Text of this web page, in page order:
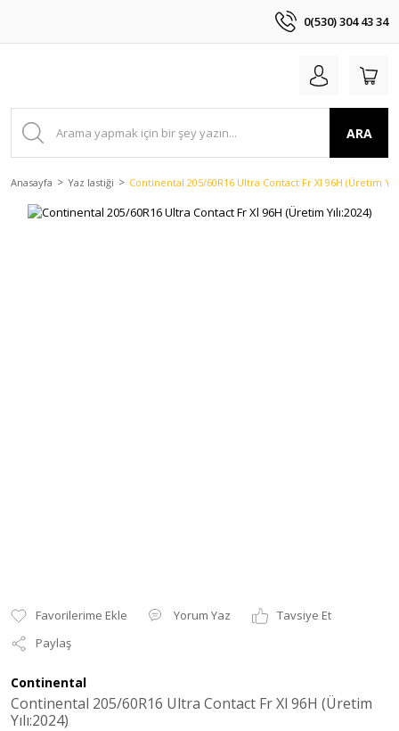
0(530) 304 43 34
ARA
Anasayfa Yaz lastiği Continental 205/60R16 Ultra Contact Fr Xl 96H (Üretim
Yorum Yaz
Tavsiye Et
Paylaş
Continental
Continental 205/60R16 Ultra Contact Fr Xl 96H (Üretim
Yılı:2024)